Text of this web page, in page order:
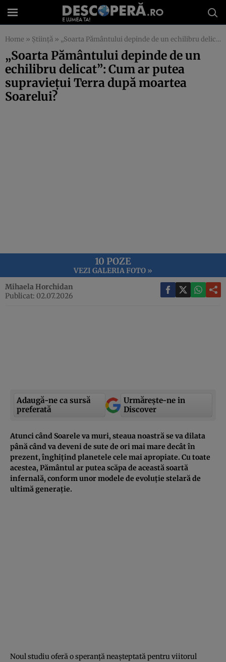
Home » Știință » „Soarta Pământului depinde de un echilibru delicat”: Cum ar putea supraviețui Terra după moartea Soarelui?
„Soarta Pământului depinde de un
echilibru delicat”: Cum ar putea
supraviețui Terra după moartea
Soarelui?
10 POZE
VEZI GALERIA FOTO »
Mihaela Horchidan
Publicat: 02.07.2026
Adaugă-ne ca sursă
preferată
Urmărește-ne in
Discover
Atunci când Soarele va muri, steaua noastră se va dilata
până când va deveni de sute de ori mai mare decât în
prezent, înghițind planetele cele mai apropiate. Cu toate
acestea, Pământul ar putea scăpa de această soartă
infernală, conform unor modele de evoluție stelară de
ultimă generație.
Noul studiu oferă o speranță neașteptată pentru viitorul